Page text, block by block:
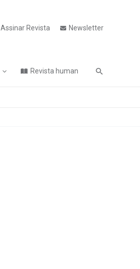
Assinar Revista Newsletter
Revista human Pesquisa